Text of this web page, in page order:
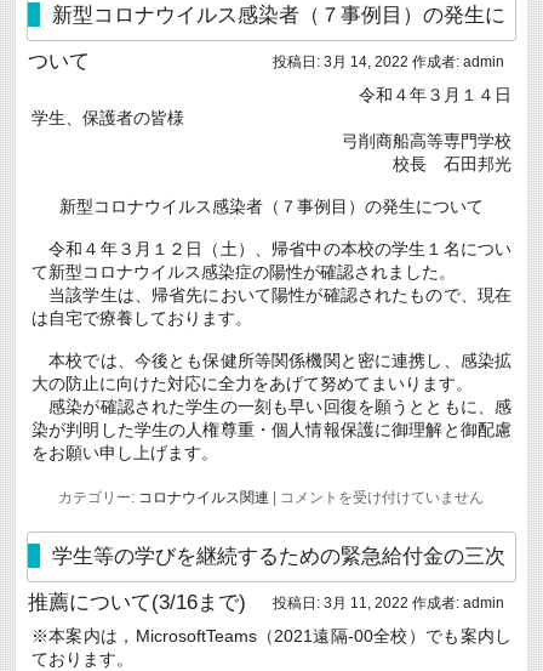
年
度
入
て
新型コロナウイルス感染者（７事例目）の発生に
ついて
投稿日: 3月 14, 2022 作成者: admin
令和４年３月１４日
学生、保護者の皆様
弓削商船高等専門学校
校長 石田邦光
新型コロナウイルス感染者（７事例目）の発生について
令和４年３月１２日（土）、帰省中の本校の学生１名につい
て新型コロナウイルス感染症の陽性が確認されました。
当該学生は、帰省先において陽性が確認されたもので、現在
は自宅で療養しております。
本校では、今後とも保健所等関係機関と密に連携し、感染拡
大の防止に向けた対応に全力をあげて努めてまいります。
感染が確認された学生の一刻も早い回復を願うとともに、感
染が判明した学生の人権尊重・個人情報保護に御理解と御配慮
をお願い申し上げます。
カテゴリー: コロナウイルス関連
新
コ
ロ
ナ
ウ
イ
ス
コメントを受け付けていません
学生等の学びを継続するための緊急給付金の三次
推薦について(3/16まで)
投稿日: 3月 11, 2022 作成者: admin
※本案内は，MicrosoftTeams（2021遠隔-00全校）でも案内し
ております。